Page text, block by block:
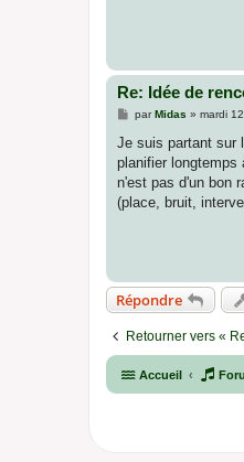
Re: Idée de
M
s
a
g
parMidas » mardi
Je suis partant sur
planifier longtemps
n'est pas d'un bon
(place, bruit,
Répondre
Retourner vers «
Accueil